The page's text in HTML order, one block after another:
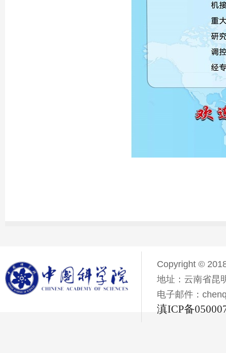
Copyright ©
地址：云南省昆
电子邮件：
滇ICP备